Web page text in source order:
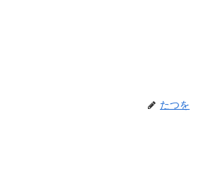
たつを